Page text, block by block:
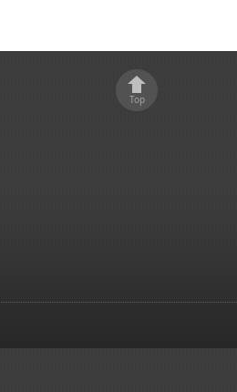
Top